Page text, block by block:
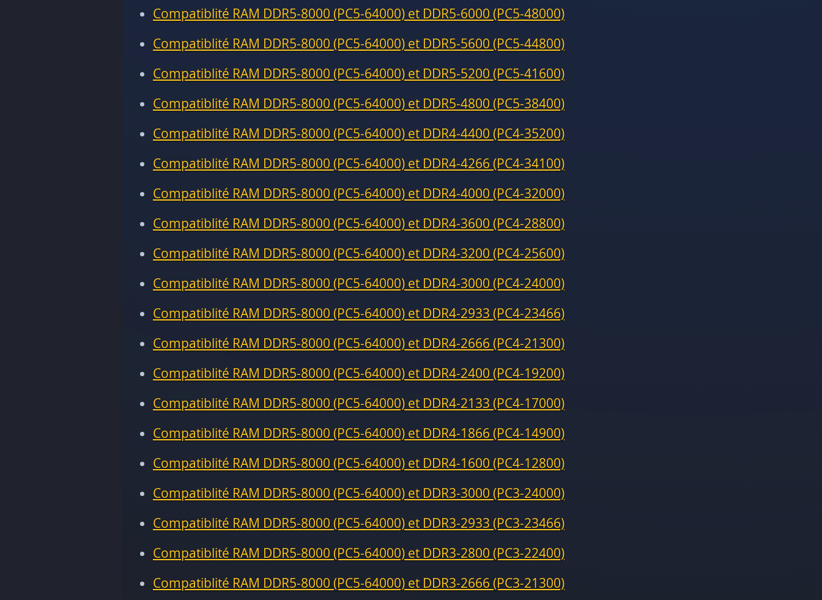
Compatiblité RAM DDR5-8000 (PC5-64000) et DDR5-6000 (PC5-48000)
Compatiblité RAM DDR5-8000 (PC5-64000) et DDR5-5600 (PC5-44800)
Compatiblité RAM DDR5-8000 (PC5-64000) et DDR5-5200 (PC5-41600)
Compatiblité RAM DDR5-8000 (PC5-64000) et DDR5-4800 (PC5-38400)
Compatiblité RAM DDR5-8000 (PC5-64000) et DDR4-4400 (PC4-35200)
Compatiblité RAM DDR5-8000 (PC5-64000) et DDR4-4266 (PC4-34100)
Compatiblité RAM DDR5-8000 (PC5-64000) et DDR4-4000 (PC4-32000)
Compatiblité RAM DDR5-8000 (PC5-64000) et DDR4-3600 (PC4-28800)
Compatiblité RAM DDR5-8000 (PC5-64000) et DDR4-3200 (PC4-25600)
Compatiblité RAM DDR5-8000 (PC5-64000) et DDR4-3000 (PC4-24000)
Compatiblité RAM DDR5-8000 (PC5-64000) et DDR4-2933 (PC4-23466)
Compatiblité RAM DDR5-8000 (PC5-64000) et DDR4-2666 (PC4-21300)
Compatiblité RAM DDR5-8000 (PC5-64000) et DDR4-2400 (PC4-19200)
Compatiblité RAM DDR5-8000 (PC5-64000) et DDR4-2133 (PC4-17000)
Compatiblité RAM DDR5-8000 (PC5-64000) et DDR4-1866 (PC4-14900)
Compatiblité RAM DDR5-8000 (PC5-64000) et DDR4-1600 (PC4-12800)
Compatiblité RAM DDR5-8000 (PC5-64000) et DDR3-3000 (PC3-24000)
Compatiblité RAM DDR5-8000 (PC5-64000) et DDR3-2933 (PC3-23466)
Compatiblité RAM DDR5-8000 (PC5-64000) et DDR3-2800 (PC3-22400)
Compatiblité RAM DDR5-8000 (PC5-64000) et DDR3-2666 (PC3-21300)